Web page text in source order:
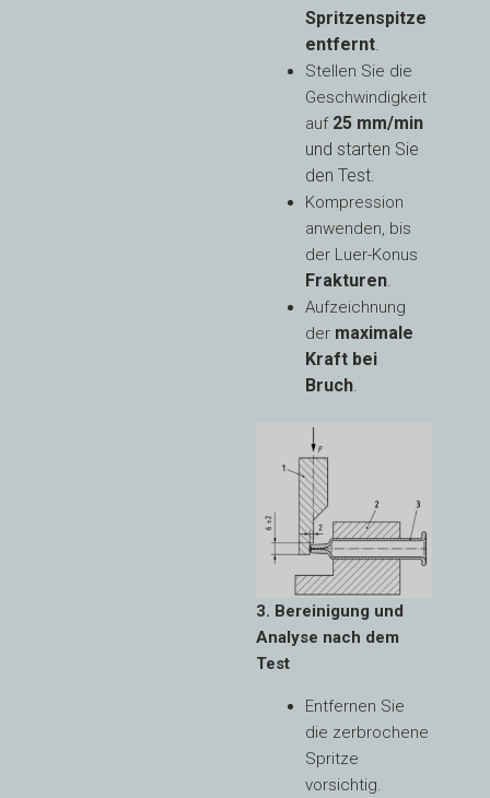
Spritzenspitze
entfernt
Stellen Sie die
Geschwindigkeit
auf 25 mm/min
und starten Sie
den Test.
Kompression
anwenden, bis
der Luer-Konus
Frakturen
Aufzeichnung
der maximale
Kraft bei
Bruch
3. Bereinigung und
Analyse nach dem
Test
Entfernen Sie
die zerbrochene
Spritze
vorsichtig.